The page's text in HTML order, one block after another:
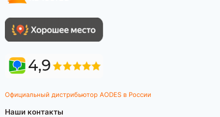
Официальный дистрибьютор AODES в России
Наши контакты